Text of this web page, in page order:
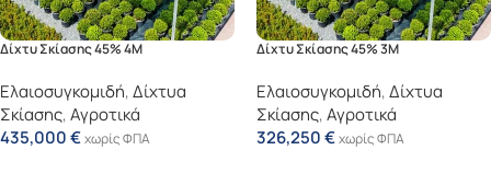
Δίχτυ Σκίασης 45% 4Μ
Ελαιοσυγκομιδή,Δίχτυα
Σκίασης,Αγροτικά
435,000€χωρίς ΦΠΑ
Δίχτυ Σκίασης 45% 3Μ
Ελαιοσυγκομιδή,Δίχτυα
Σκίασης,Αγροτικά
326,250€χωρίς ΦΠΑ